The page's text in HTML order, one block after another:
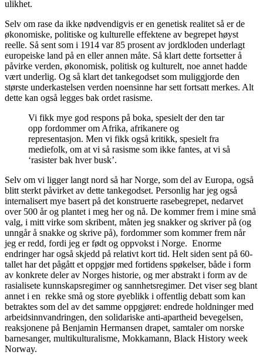
ulikhet.
Selv om rase da ikke nødvendigvis er en genetisk realitet så er de
økonomiske, politiske og kulturelle effektene av begrepet høyst
reelle. Så sent som i 1914 var 85 prosent av jordkloden underlagt
europeiske land på en eller annen måte. Så klart dette fortsetter å
påvirke verden, økonomisk, politisk og kulturelt, noe annet hadde
vært underlig. Og så klart det tankegodset som muliggjorde den
største underkastelsen verden noensinne har sett fortsatt merkes. Alt
dette kan også legges bak ordet rasisme.
Vi fikk mye god respons på boka, spesielt der den tar
opp fordommer om Afrika, afrikanere og
representasjon. Men vi fikk også kritikk, spesielt fra
mediefolk, om at vi så rasisme som ikke fantes, at vi så
‘rasister bak hver busk’.
Selv om vi ligger langt nord så har Norge, som del av Europa, også
blitt sterkt påvirket av dette tankegodset. Personlig har jeg også
internalisert mye basert på det konstruerte rasebegrepet, nedarvet
over 500 år og plantet i meg her og nå. De kommer frem i mine små
valg, i mitt virke som skribent, måten jeg snakker og skriver på (og
unngår å snakke og skrive på), fordommer som kommer frem når
jeg er redd, fordi jeg er født og oppvokst i Norge. Enorme
endringer har også skjedd på relativt kort tid. Helt siden sent på 60-
tallet har det pågått et oppgjør med fortidens spøkelser, både i form
av konkrete deler av Norges historie, og mer abstrakt i form av de
rasialisete kunnskapsregimer og sannhetsregimer. Det viser seg blant
annet i en rekke små og store øyeblikk i offentlig debatt som kan
betraktes som del av det samme oppgjøret: endrede holdninger med
arbeidsinnvandringen, den solidariske anti-apartheid bevegelsen,
reaksjonene på Benjamin Hermansen drapet, samtaler om norske
barnesanger, multikulturalisme, Mokkamann, Black History week
Norway.